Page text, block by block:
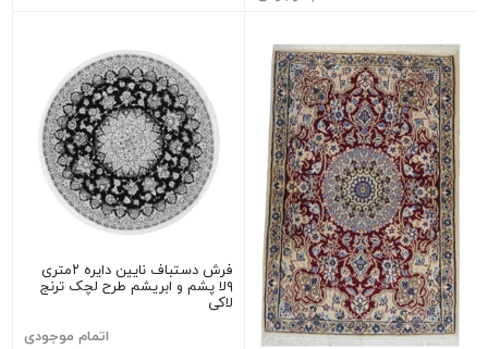
فرش دستباف نایین دایره ۲متری
۹لا پشم و ابریشم طرح لچک ترنج
لاکی
اتمام موجودی